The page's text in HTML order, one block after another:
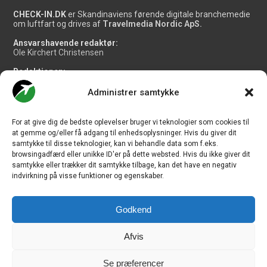
Administrer samtykke
For at give dig de bedste oplevelser bruger vi teknologier som cookies til
at gemme og/eller få adgang til enhedsoplysninger. Hvis du giver dit
samtykke til disse teknologier, kan vi behandle data som f.eks.
browsingadfærd eller unikke ID'er på dette websted. Hvis du ikke giver dit
samtykke eller trækker dit samtykke tilbage, kan det have en negativ
indvirkning på visse funktioner og egenskaber.
Godkend
Afvis
Se præferencer
CHECK-IN.DK er Skandinaviens førende digitale branchemedie
om luftfart og drives af Travelmedia Nordic ApS.
Ansvarshavende redaktør:
Ole Kirchert Christensen
Redaktionen:
Christian Granhøj Skouboe
Henrik Baumgarten
Danny Longhi Andreasen
Salg og jobannoncer:
salg@travelmedianordic.com
Vi tager ansvar for indholdet og er tilmeldt